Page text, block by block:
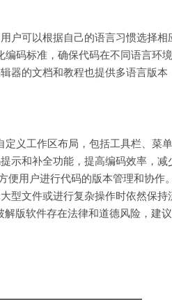
户可以根据自己的语言习惯选择相
码标准，确保代码在不同语言环境
器的文档和教程也提供多语言版本
义工作区布局，包括工具栏、菜
示和补全功能，提高编码效率，减
便用户进行代码的版本管理和协作。
型文件或进行复杂操作时依然保持
版软件存在法律和道德风险，建